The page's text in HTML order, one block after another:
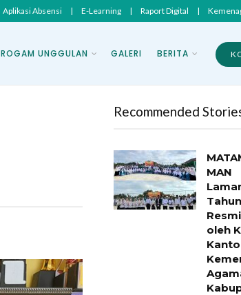
Aplikasi Absensi | E-Learning | Raport Digital |
UNGGULAN GALERI BERITA
Recommended
MAN
oleh